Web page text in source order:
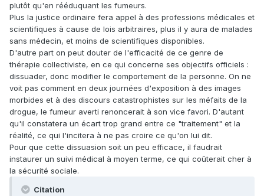
plutôt qu'en rééduquant les fumeurs.
Plus la justice ordinaire fera appel à des professions médicales et
scientifiques à cause de lois arbitraires, plus il y aura de malades
sans médecin, et moins de scientifiques disponibles.
D'autre part on peut douter de l'efficacité de ce genre de
thérapie collectiviste, en ce qui concerne ses objectifs officiels :
dissuader, donc modifier le comportement de la personne. On ne
voit pas comment en deux journées d'exposition à des images
morbides et à des discours catastrophistes sur les méfaits de la
drogue, le fumeur averti renoncerait à son vice favori. D'autant
qu'il constatera un écart trop grand entre ce "traitement" et la
réalité, ce qui l'incitera à ne pas croire ce qu'on lui dit.
Pour que cette dissuasion soit un peu efficace, il faudrait
instaurer un suivi médical à moyen terme, ce qui coûterait cher à
la sécurité sociale.
Citation